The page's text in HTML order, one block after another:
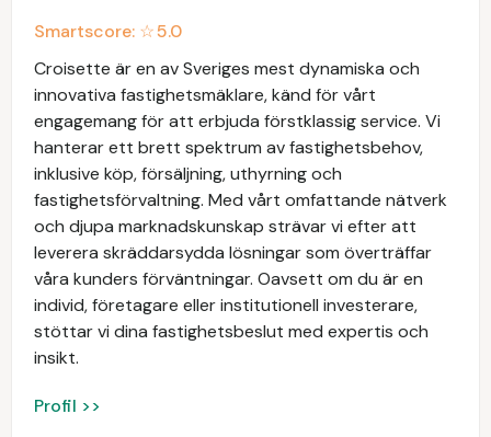
Smartscore: ☆5.0
Croisette är en av Sveriges mest dynamiska och
innovativa fastighetsmäklare, känd för vårt
engagemang för att erbjuda förstklassig service. Vi
hanterar ett brett spektrum av fastighetsbehov,
inklusive köp, försäljning, uthyrning och
fastighetsförvaltning. Med vårt omfattande nätverk
och djupa marknadskunskap strävar vi efter att
leverera skräddarsydda lösningar som överträffar
våra kunders förväntningar. Oavsett om du är en
individ, företagare eller institutionell investerare,
stöttar vi dina fastighetsbeslut med expertis och
insikt.
Profil >>